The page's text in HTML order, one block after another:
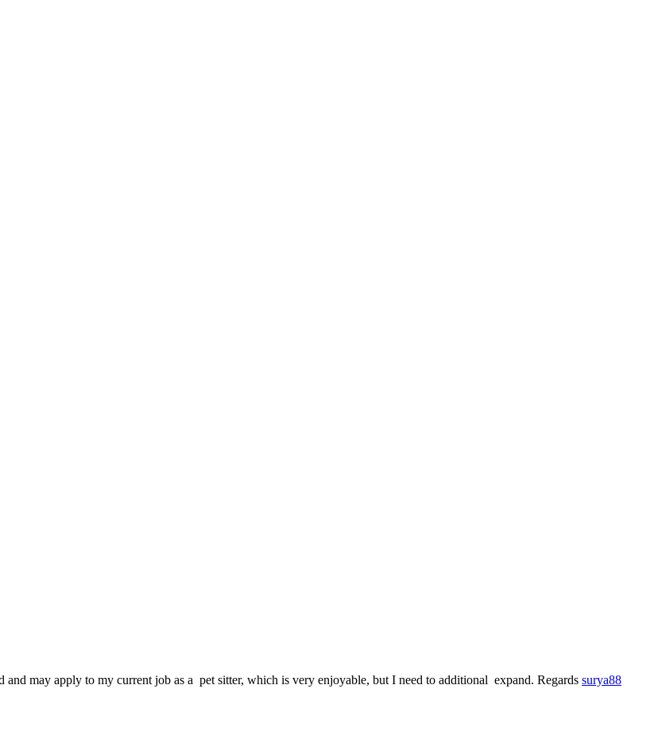
may apply to my current job as a pet sitter, which is very enjoyable, but I need to additional expand. Regards surya88